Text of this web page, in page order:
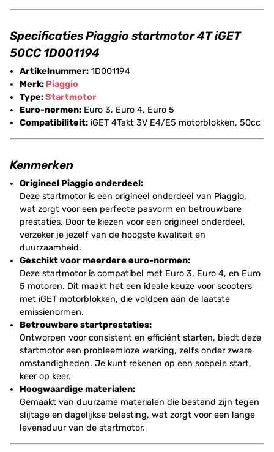
Specificaties Piaggio startmotor 4T iGET
50CC 1D001194
Artikelnummer: 1D001194
Merk: Piaggio
Type:Startmotor
Euro-normen: Euro 3, Euro 4, Euro 5
Compatibiliteit: iGET 4Takt 3V E4/E5 motorblokken, 50cc
Kenmerken
Origineel Piaggio onderdeel:
Deze startmotor is een origineel onderdeel van Piaggio,
wat zorgt voor een perfecte pasvorm en betrouwbare
prestaties. Door te kiezen voor een origineel onderdeel,
verzeker je jezelf van de hoogste kwaliteit en
duurzaamheid.
Geschikt voor meerdere euro-normen:
Deze startmotor is compatibel met Euro 3, Euro 4, en Euro
5 motoren. Dit maakt het een ideale keuze voor scooters
met iGET motorblokken, die voldoen aan de laatste
emissienormen.
Betrouwbare startprestaties:
Ontworpen voor consistent en efficiënt starten, biedt deze
startmotor een probleemloze werking, zelfs onder zware
omstandigheden. Je kunt rekenen op een soepele start,
keer op keer.
Hoogwaardige materialen:
Gemaakt van duurzame materialen die bestand zijn tegen
slijtage en dagelijkse belasting, wat zorgt voor een lange
levensduur van de startmotor.